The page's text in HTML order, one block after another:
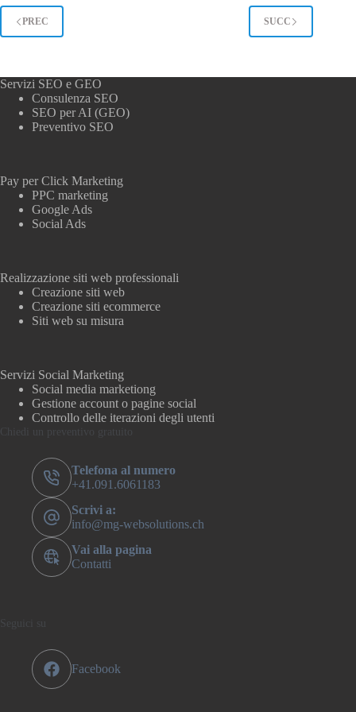
PREC SUCC
Servizi SEO e GEO
Consulenza SEO
SEO per AI (GEO)
Preventivo SEO
Pay per Click Marketing
PPC marketing
Google Ads
Social Ads
Realizzazione siti web professionali
Creazione siti web
Creazione siti ecommerce
Siti web su misura
Servizi Social Marketing
Social media marketiong
Gestione account o pagine social
Controllo delle iterazioni degli utenti
Chiedi un preventivo gratuito
Telefona al numero
+41.091.6061183
Scrivi a:
info@mg-websolutions.ch
Vai alla pagina
Contatti
Seguici su
Facebook